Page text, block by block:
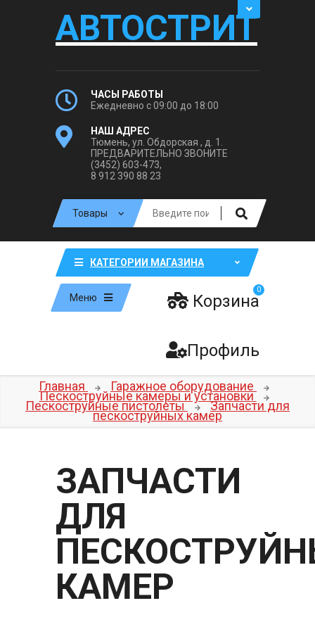
АВТОСТРИТ
ЧАСЫ РАБОТЫ
Ежедневно с 09:00 до 18:00
НАШ АДРЕС
Тюмень, ул. Обдорская , д. 1.
ПРЕДВАРИТЕЛЬНО ЗВОНИТЕ
(3452) 603-473,
8 912 390 88 23
КАТЕГОРИИ МАГАЗИНА
Меню Корзина
0
Профиль
Главная Гаражное оборудование
Пескоструйные камеры и установки
Пескоструйные пистолеты Запчасти для
пескоструйных камер
ЗАПЧАСТИ
ДЛЯ
КАМЕР